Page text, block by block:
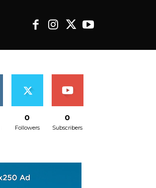
0
Followers
0
Subscribers